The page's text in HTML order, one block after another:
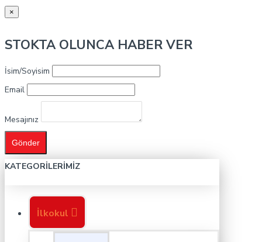
×
STOKTA OLUNCA HABER VER
İsim/Soyisim
Email
Mesajınız
Gönder
KATEGORILERIMIZ
İlkokul